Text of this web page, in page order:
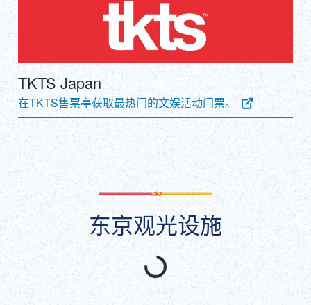
TKTS Japan
在TKTS售票亭获取最热门的文娱活动门票。
东京观光设施
精选